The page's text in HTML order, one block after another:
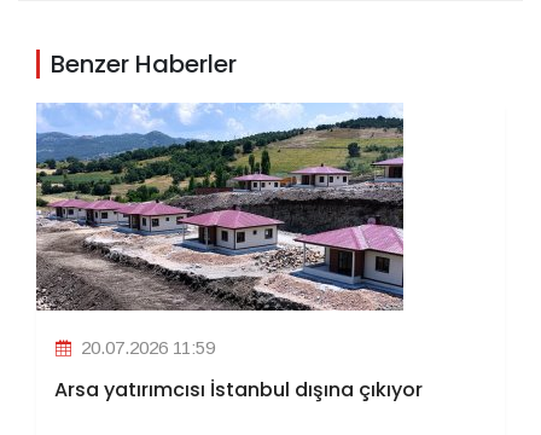
Benzer Haberler
20.07.2026 11:59
Arsa yatırımcısı İstanbul dışına çıkıyor